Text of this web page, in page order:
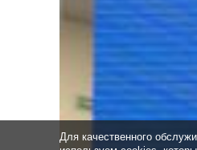
Для качественного